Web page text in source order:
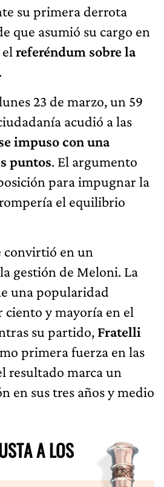
su primera derrota
que asumió su cargo en
referéndum sobre la
.
23 de marzo, un 59
acudió a las
impuso con una
puntos. El argumento
para impugnar la
el equilibrio
convirtió en un
gestión de Meloni. La
una popularidad
ciento y mayoría en el
su partido, Fratelli
primera fuerza en las
resultado marca un
en sus tres años y medio
A LOS